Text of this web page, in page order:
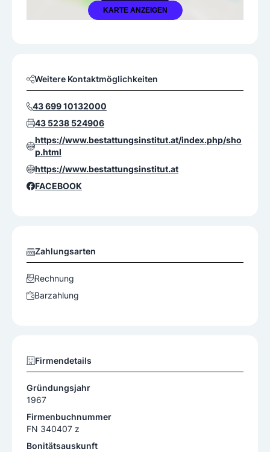
KARTE ANZEIGEN
Weitere Kontaktmöglichkeiten
43 699 10132000
43 5238 524906
https://www.bestattungsinstitut.at/index.php/sho
p.html
https://www.bestattungsinstitut.at
FACEBOOK
Zahlungsarten
Rechnung
Barzahlung
Firmendetails
Gründungsjahr
1967
Firmenbuchnummer
FN 340407 z
Bonitätsauskunft